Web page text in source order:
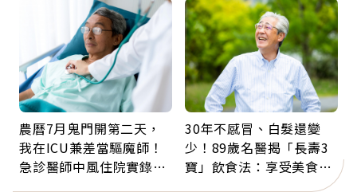
雷
農曆7月鬼門開第二天，
我在ICU兼差當驅魔師！
急診醫師中風住院實錄：
30年不感冒、白髮還變
少！89歲名醫揭「長壽3
寶」飲食法：享受美食不
忌口，偶爾也該吃點肉